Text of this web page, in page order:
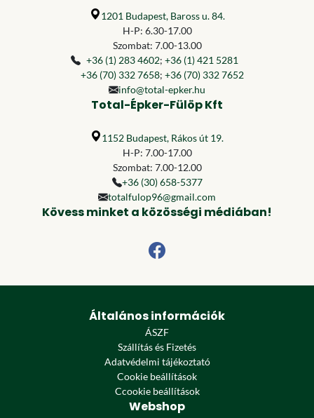
1201 Budapest, Baross u. 84.
H-P: 6.30-17.00
Szombat: 7.00-13.00
+36 (1) 283 4602; +36 (1) 421 5281
+36 (70) 332 7658; +36 (70) 332 7652
info@total-epker.hu
Total-Épker-Fülöp Kft
1152 Budapest, Rákos út 19.
H-P: 7.00-17.00
Szombat: 7.00-12.00
+36 (30) 658-5377
totalfulop96@gmail.com
Kövess minket a közösségi médiában!
Általános információk
ÁSZF
Szállítás és Fizetés
Adatvédelmi tájékoztató
Cookie beállítások
Ccookie beállítások
Webshop